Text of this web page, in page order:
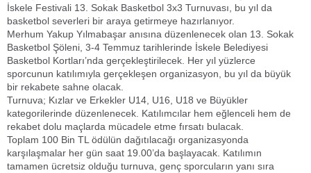
İskele Festivali 13. Sokak Basketbol 3x3 Turnuvası, bu yıl da
basketbol severleri bir araya getirmeye hazırlanıyor.
Merhum Yakup Yılmabaşar anısına düzenlenecek olan 13. Sokak
Basketbol Şöleni, 3-4 Temmuz tarihlerinde İskele Belediyesi
Basketbol Kortları’nda gerçekleştirilecek. Her yıl yüzlerce
sporcunun katılımıyla gerçekleşen organizasyon, bu yıl da büyük
bir rekabete sahne olacak.
Turnuva; Kızlar ve Erkekler U14, U16, U18 ve Büyükler
kategorilerinde düzenlenecek. Katılımcılar hem eğlenceli hem de
rekabet dolu maçlarda mücadele etme fırsatı bulacak.
Toplam 100 Bin TL ödülün dağıtılacağı organizasyonda
karşılaşmalar her gün saat 19.00’da başlayacak. Katılımın
tamamen ücretsiz olduğu turnuva, genç sporcuların yanı sıra